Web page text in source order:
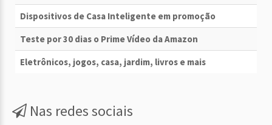
Dispositivos de Casa Inteligente em promoção
Teste por 30 dias o Prime Vídeo da Amazon
Eletrônicos, jogos, casa, jardim, livros e mais
Nas redes sociais